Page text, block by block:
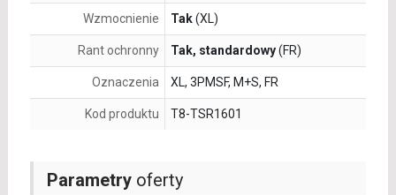
Parametryoferty
Wzmocnienie Tak(XL)
Rant ochronny Tak, standardowy(FR)
Oznaczenia XL, 3PMSF, M+S, FR
Kod produktu T8-TSR1601